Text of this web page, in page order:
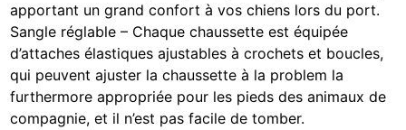
apportant un grand confort à vos chiens lors du port.
Sangle réglable – Chaque chaussette est équipée
d’attaches élastiques ajustables à crochets et boucles,
qui peuvent ajuster la chaussette à la problem la
furthermore appropriée pour les pieds des animaux de
compagnie, et il n’est pas facile de tomber.